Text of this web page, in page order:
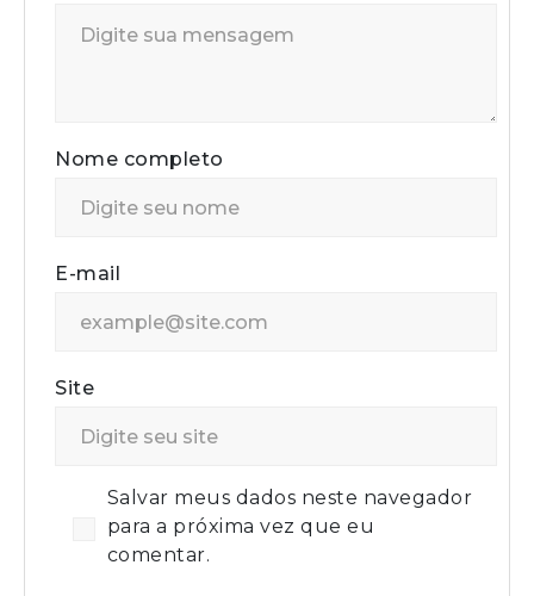
Nome completo
E-mail
Site
Salvar meus dados neste navegador
para a próxima vez que eu
comentar.